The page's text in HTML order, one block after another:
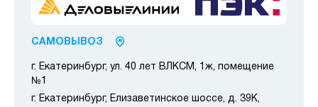
САМОВЫВОЗ
г. Екатеринбург, ул. 40 лет ВЛКСМ, 1ж, помещение
№1
г. Екатеринбург, Елизаветинское шоссе, д. 39К,